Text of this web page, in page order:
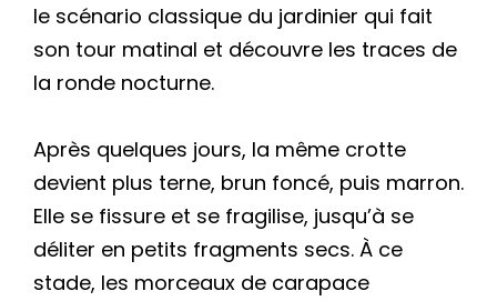
le scénario classique du jardinier qui fait
son tour matinal et découvre les traces de
la ronde nocturne.
Après quelques jours, la même crotte
devient plus terne, brun foncé, puis marron.
Elle se fissure et se fragilise, jusqu’à se
déliter en petits fragments secs. À ce
stade, les morceaux de carapace